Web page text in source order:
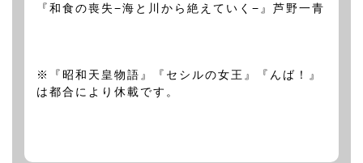
『和食の喪失−海と川から絶えていく−』芦野一青
※『昭和天皇物語』『セシルの女王』『んば！』
は都合により休載です。